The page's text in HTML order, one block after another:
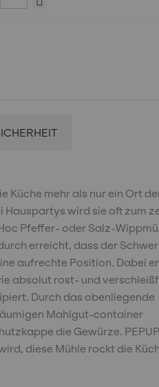
Küche mehr als nur ein Ort
Hauspartys wird sie oft zum
Pfeffer- oder Salz-
erreicht, dass der
aufrechte Position. Dabei
absolut rost- und
Durch das obenliegende
Mahlgut-container
die Gewürze.
diese Mühle rockt die